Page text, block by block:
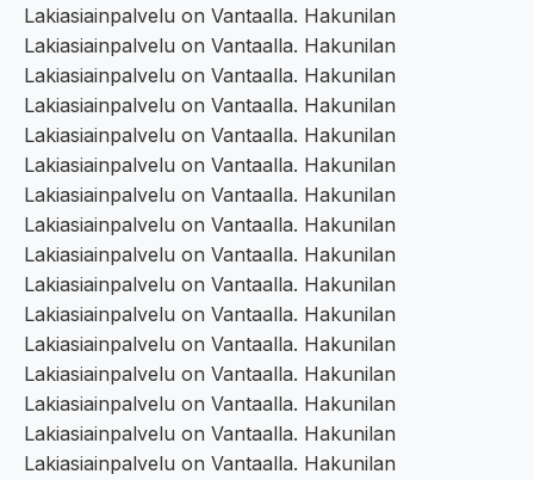
Lakiasiainpalvelu on Vantaalla. Hakunilan
Lakiasiainpalvelu on Vantaalla. Hakunilan
Lakiasiainpalvelu on Vantaalla. Hakunilan
Lakiasiainpalvelu on Vantaalla. Hakunilan
Lakiasiainpalvelu on Vantaalla. Hakunilan
Lakiasiainpalvelu on Vantaalla. Hakunilan
Lakiasiainpalvelu on Vantaalla. Hakunilan
Lakiasiainpalvelu on Vantaalla. Hakunilan
Lakiasiainpalvelu on Vantaalla. Hakunilan
Lakiasiainpalvelu on Vantaalla. Hakunilan
Lakiasiainpalvelu on Vantaalla. Hakunilan
Lakiasiainpalvelu on Vantaalla. Hakunilan
Lakiasiainpalvelu on Vantaalla. Hakunilan
Lakiasiainpalvelu on Vantaalla. Hakunilan
Lakiasiainpalvelu on Vantaalla. Hakunilan
Lakiasiainpalvelu on Vantaalla. Hakunilan